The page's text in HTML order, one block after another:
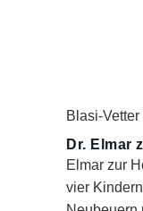
Blasi-Vetter
Dr. Elmar
Elmar zur
vier